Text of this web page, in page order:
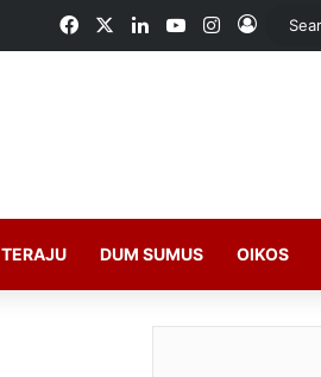
FacebookLinkedInYouTubeInstagram
Log In
TERAJU DUM SUMUS OIKOS